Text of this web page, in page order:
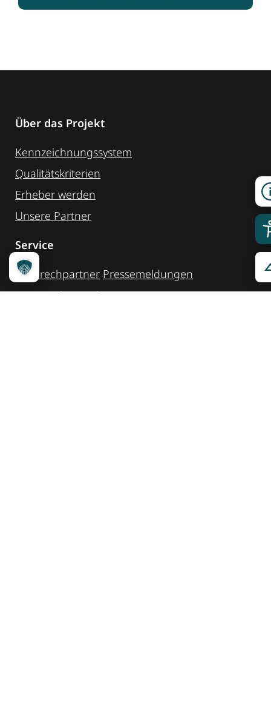
Über das Projekt
Kennzeichnungssystem
Qualitätskriterien
Erheber werden
Unsere Partner
Service
Ansprechpartner Pressemeldungen
Kennzeichnung ­kommunizieren